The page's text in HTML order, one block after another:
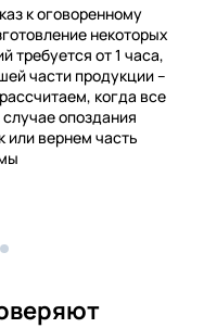
к оговоренному
некоторых
требуется от 1 часа,
части продукции –
когда все
опоздания
или вернем часть